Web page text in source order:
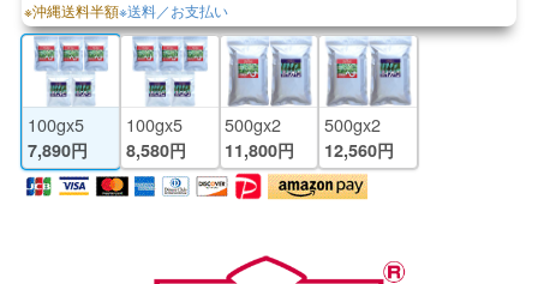
※沖縄送料半額※送料／お支払い
100gx5
7,890円
100gx5
8,580円
500gx2
11,800円
500gx2
12,560円